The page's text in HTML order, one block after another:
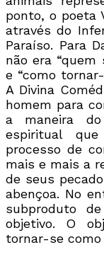
ponto, o poeta
através do
Paraíso. Para
não era “quem
e “como
A Divina
homem para
a maneira
espiritual
processo de
mais e mais a
de seus
abençoa. No
subproduto
objetivo. O
tornar-se como